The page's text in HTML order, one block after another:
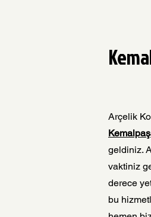
Arçelik
geldiniz.
vaktiniz
derece
bu